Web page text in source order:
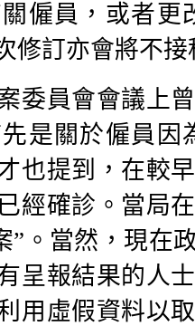
僱員，或者
修訂亦會將不
委員會會議上
是關於僱員
也提到，在較
經確診。當局
”。當然，現在
呈報結果的人
用虛假資料以